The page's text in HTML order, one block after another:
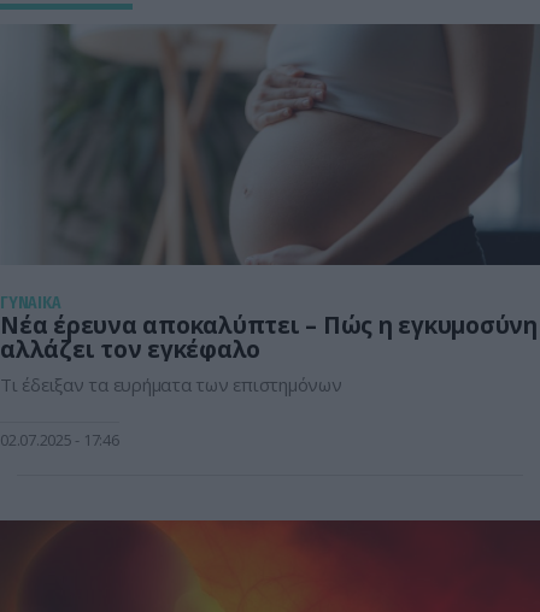
ΓΥΝΑΙΚΑ
Νέα έρευνα αποκαλύπτει – Πώς η εγκυμοσύνη
αλλάζει τον εγκέφαλο
Τι έδειξαν τα ευρήματα των επιστημόνων
02.07.2025 17:46